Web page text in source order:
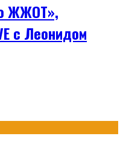
ЖЖОТ»,
с Леонидом